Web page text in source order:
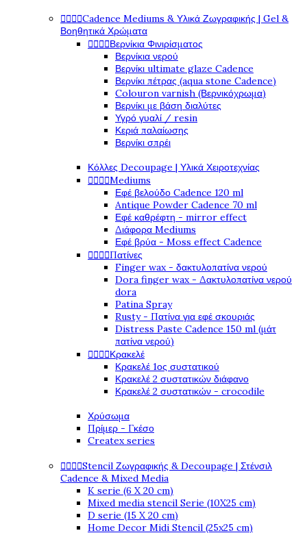
Cadence Mediums & Υλικά Ζωγραφικής | Gel &
Βοηθητικά Χρώματα
Βερνίκια Φινιρίσματος
Βερνίκια νερού
Βερνίκι ultimate glaze Cadence
Βερνίκι πέτρας (aqua stone Cadence)
Colouron varnish (Βερνικόχρωμα)
Βερνίκι με βάση διαλύτες
Υγρό γυαλί / resin
Κεριά παλαίωσης
Βερνίκι σπρέι
Κόλλες Decoupage | Υλικά Χειροτεχνίας
Mediums
Εφέ βελούδο Cadence 120 ml
Antique Powder Cadence 70 ml
Εφέ καθρέφτη - mirror effect
Διάφορα Mediums
Εφέ βρύα - Moss effect Cadence
Πατίνες
Finger wax - δακτυλοπατίνα νερού
Dora finger wax - Δακτυλοπατίνα νερού
dora
Patina Spray
Rusty - Πατίνα για εφέ σκουριάς
Distress Paste Cadence 150 ml (μάτ
πατίνα νερού)
Κρακελέ
Κρακελέ 1ος συστατικού
Κρακελέ 2 συστατικών διάφανο
Κρακελέ 2 συστατικών - crocodile
Χρύσωμα
Πρίμερ - Γκέσο
Createx series
Stencil Ζωγραφικής & Decoupage | Στένσιλ
Cadence & Mixed Media
K serie (6 X 20 cm)
Mixed media stencil Serie (10X25 cm)
D serie (15 X 20 cm)
Home Decor Midi Stencil (25x25 cm)